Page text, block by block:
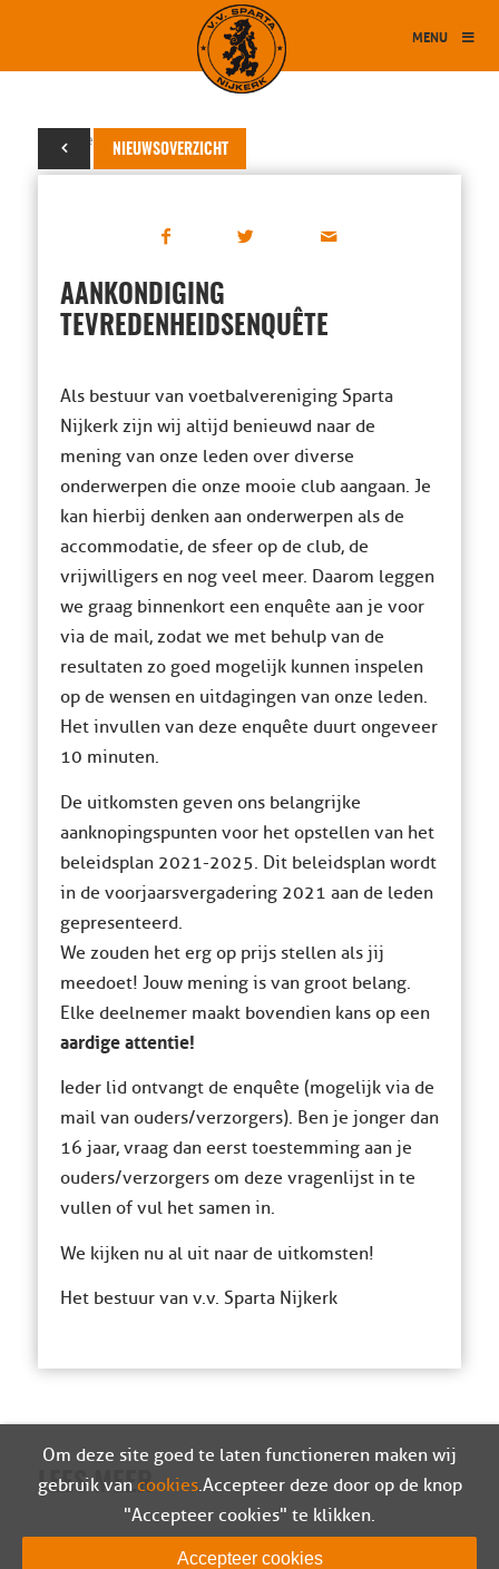
MENU
NIEUWSOVERZICHT
20 november 2020
AANKONDIGING
TEVREDENHEIDSENQUÊTE
Als bestuur van voetbalvereniging Sparta
Nijkerk zijn wij altijd benieuwd naar de
mening van onze leden over diverse
onderwerpen die onze mooie club aangaan. Je
kan hierbij denken aan onderwerpen als de
accommodatie, de sfeer op de club, de
vrijwilligers en nog veel meer. Daarom leggen
we graag binnenkort een enquête aan je voor
via de mail, zodat we met behulp van de
resultaten zo goed mogelijk kunnen inspelen
op de wensen en uitdagingen van onze leden.
Het invullen van deze enquête duurt ongeveer
10 minuten.
De uitkomsten geven ons belangrijke
aanknopingspunten voor het opstellen van het
beleidsplan 2021-2025. Dit beleidsplan wordt
in de voorjaarsvergadering 2021 aan de leden
gepresenteerd.
We zouden het erg op prijs stellen als jij
meedoet! Jouw mening is van groot belang.
Elke deelnemer maakt bovendien kans op een
aardige attentie!
Ieder lid ontvangt de enquête (mogelijk via de
mail van ouders/verzorgers). Ben je jonger dan
16 jaar, vraag dan eerst toestemming aan je
ouders/verzorgers om deze vragenlijst in te
vullen of vul het samen in.
We kijken nu al uit naar de uitkomsten!
Het bestuur van v.v. Sparta Nijkerk
LEES MEER
Om deze site goed te laten functioneren maken wij
gebruik van cookies. Accepteer deze door op de knop
"Accepteer cookies" te klikken.
Accepteer cookies